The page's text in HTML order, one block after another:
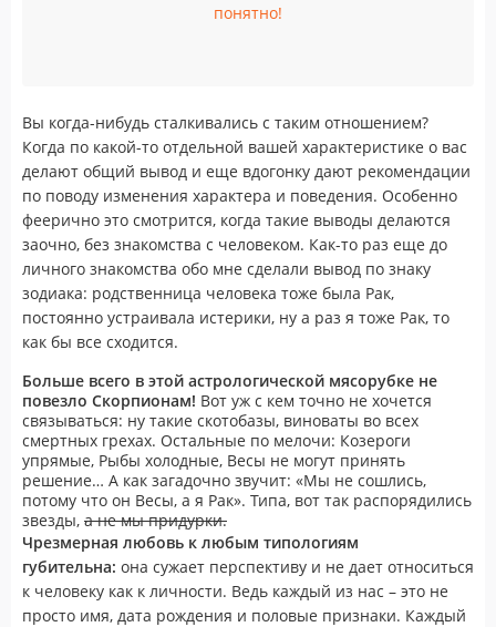
понятно!
Вы когда-нибудь сталкивались с таким отношением?
Когда по какой-то отдельной вашей характеристике о вас
делают общий вывод и еще вдогонку дают рекомендации
по поводу изменения характера и поведения. Особенно
феерично это смотрится, когда такие выводы делаются
заочно, без знакомства с человеком. Как-то раз еще до
личного знакомства обо мне сделали вывод по знаку
зодиака: родственница человека тоже была Рак,
постоянно устраивала истерики, ну а раз я тоже Рак, то
как бы все сходится.
Больше всего в этой астрологической мясорубке не
повезло Скорпионам! Вот уж с кем точно не хочется
связываться: ну такие скотобазы, виноваты во всех
смертных грехах. Остальные по мелочи: Козероги
упрямые, Рыбы холодные, Весы не могут принять
решение… А как загадочно звучит: «Мы не сошлись,
потому что он Весы, а я Рак». Типа, вот так распорядились
звезды, а не мы придурки.
Чрезмерная любовь к любым типологиям
губительна: она сужает перспективу и не дает относиться
к человеку как к личности. Ведь каждый из нас – это не
просто имя, дата рождения и половые признаки. Каждый